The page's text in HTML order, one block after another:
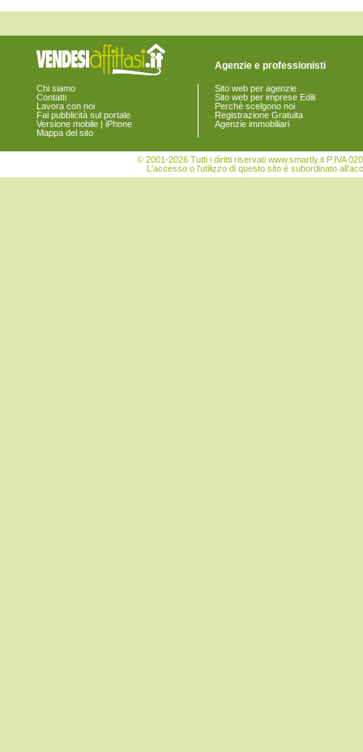
Spinea
Teglio Veneto
Venezia
Vigonovo
Chi siamo
Contatti
Lavora con noi
Fai pubblicità sul portale
Versione mobile | iPhone
Mappa del sito
Agenzie e professionisti
Sito web per agenzie
Sito web per imprese Edili
Perchè scelgono noi
Registrazione Gratuita
Agenzie immobiliari
© 2001-2026 Tutti i diritti riservati www.smartly.it P.IVA
L'accesso o l'utilizzo di questo sito è subordinato